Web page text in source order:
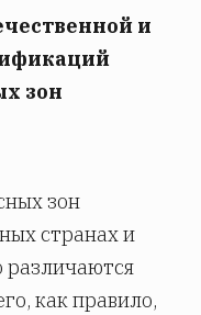
и
зон
зон
странах и
различаются
как правило,